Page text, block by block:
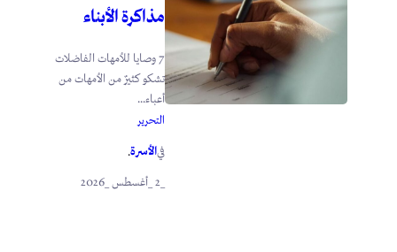
مذاكرة الأبناء
7 وصايا للأمهات الفاضلات
تشكو كثيرٌ من الأمهات من
أعباء...
التحرير
فيالأسرة.
_2 _أغسطس _2026